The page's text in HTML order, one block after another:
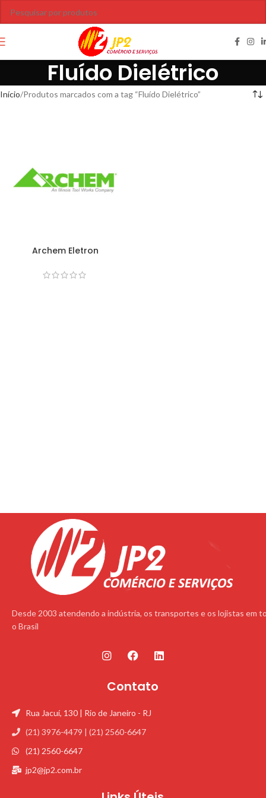
Fluído Dielétrico
Início Produtos marcados com a tag “Fluído Dielétrico”
Archem Eletron
Desde 2003 atendendo a indústria, os transportes e os lojistas em
o Brasil
Contato
Rua Jacuí, 130 | Rio de Janeiro - RJ
(21) 3976-4479 | (21) 2560-6647
(21) 2560-6647
jp2@jp2.com.br